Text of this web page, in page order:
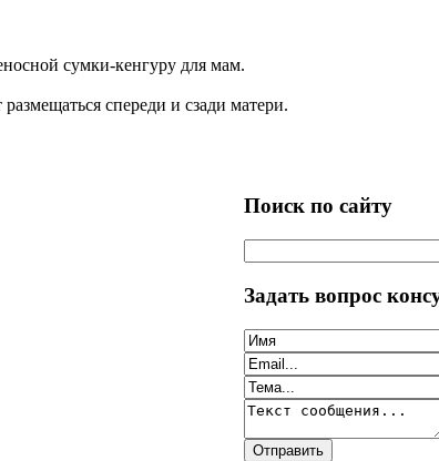
сумки-кенгуру для мам.
спереди и сзади матери.
Поиск по сайту
Задать вопрос